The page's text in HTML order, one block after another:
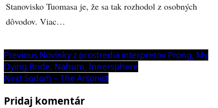
Stanovisko Tuomasa je, že sa tak rozhodol z osobných
dôvodov. Viac…
Navigácia
v
článku
Previous Previous
post:
Novinky z prostredia interpretov Prong, My
Dying Bride, Nahum, Innersphere
Next Next
Sodom – The Arsonist
Pridaj komentár